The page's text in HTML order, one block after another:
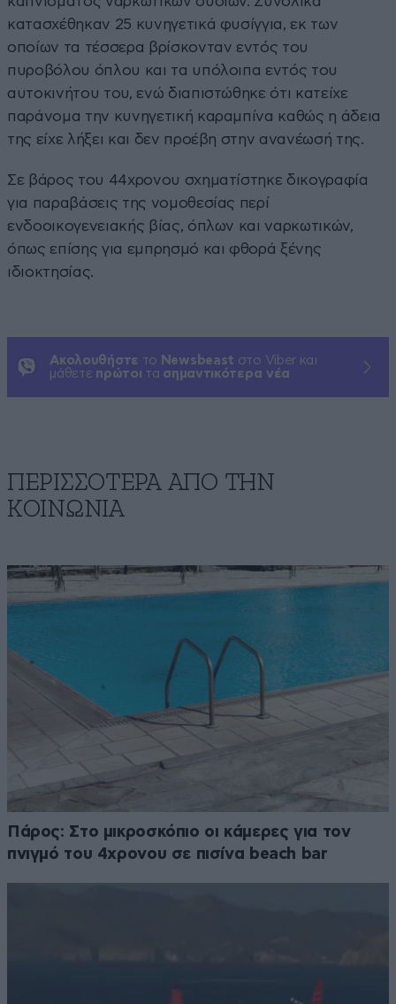
κατασχέθηκαν 25 κυνηγετικά φυσίγγια, εκ των
οποίων τα τέσσερα βρίσκονταν εντός του
πυροβόλου όπλου και τα υπόλοιπα εντός του
αυτοκινήτου του, ενώ διαπιστώθηκε ότι κατείχε
παράνομα την κυνηγετική καραμπίνα καθώς η άδεια
της είχε λήξει και δεν προέβη στην ανανέωσή της.
Σε βάρος του 44χρονου σχηματίστηκε δικογραφία
για παραβάσεις της νομοθεσίας περί
ενδοοικογενειακής βίας, όπλων και ναρκωτικών,
όπως επίσης για εμπρησμό και φθορά ξένης
ιδιοκτησίας.
Ακολουθήστε το Newsbeast στο Viber και
μάθετε πρώτοι τα σημαντικότερα νέα
ΠΕΡΙΣΣΟΤΕΡΑ ΑΠΟ ΤΗΝ
ΚΟΙΝΩΝΙΑ
Πάρος: Στο μικροσκόπιο οι κάμερες για τον
πνιγμό του 4χρονου σε πισίνα beach bar